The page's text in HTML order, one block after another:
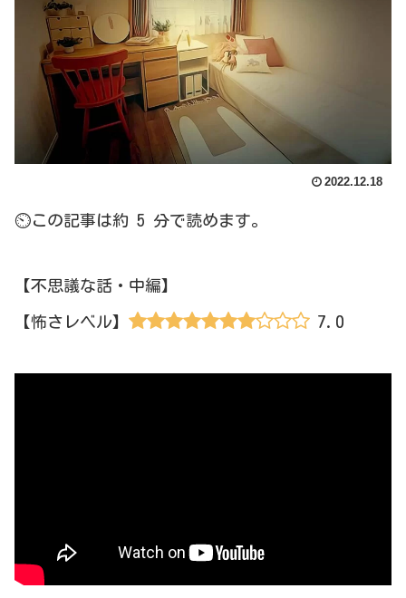
2022.12.18
⏲この記事は約 5 分で読めます。
【不思議な話・中編】
【怖さレベル】 7.0